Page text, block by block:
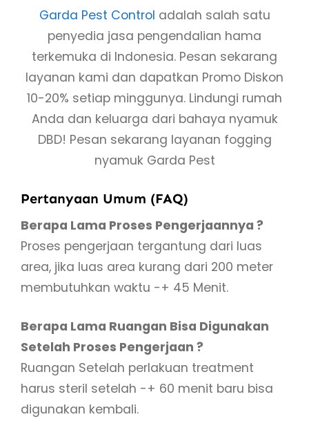
Garda Pest Control adalah salah satu
penyedia jasa pengendalian hama
terkemuka di Indonesia. Pesan sekarang
layanan kami dan dapatkan Promo Diskon
10-20% setiap minggunya. Lindungi rumah
Anda dan keluarga dari bahaya nyamuk
DBD! Pesan sekarang layanan fogging
nyamuk Garda Pest
Pertanyaan Umum (FAQ)
Berapa Lama Proses Pengerjaannya ?
Proses pengerjaan tergantung dari luas
area, jika luas area kurang dari 200 meter
membutuhkan waktu -+ 45 Menit.
Berapa Lama Ruangan Bisa Digunakan
Setelah Proses Pengerjaan ?
Ruangan Setelah perlakuan treatment
harus steril setelah -+ 60 menit baru bisa
digunakan kembali.